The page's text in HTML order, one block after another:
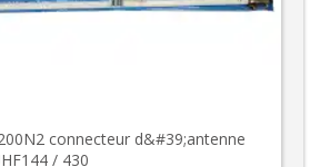
connecteur d&#39;antenne
/ 430